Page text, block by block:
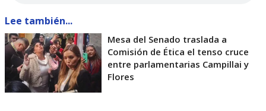
Lee también...
Mesa del Senado traslada a
Comisión de Ética el tenso cruce
entre parlamentarias Campillai y
Flores